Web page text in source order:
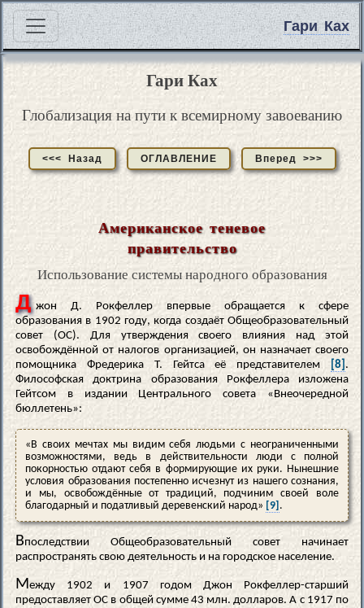
Гари Ках
Гари Ках
Глобализация на пути к всемирному завоеванию
<<< Назад ОГЛАВЛЕНИЕ Вперед >>>
Американское теневое
правительство
Использование системы народного образования
Джон Д. Рокфеллер впервые обращается к сфере
образования в 1902 году, когда создаёт Общеобразовательный
совет (ОС). Для утверждения своего влияния над этой
освобождённой от налогов организацией, он назначает своего
помощника Фредерика Т. Гейтса её представителем
[8] .
Философская доктрина образования Рокфеллера изложена
Гейтсом в издании Центрального совета «Внеочередной
бюллетень»:
«В своих мечтах мы видим себя людьми с неограниченными
возможностями, ведь в действительности люди с полной
покорностью отдают себя в формирующие их руки. Нынешние
условия образования постепенно исчезнут из нашего сознания,
и мы, освобождённые от традиций, подчиним своей воле
благодарный и податливый деревенский народ» [9] .
Впоследствии Общеобразовательный совет начинает
распространять свою деятельность и на городское население.
Между 1902 и 1907 годом Джон Рокфеллер-старший
предоставляет ОС в общей сумме 43 млн. долларов. А с 1917 по